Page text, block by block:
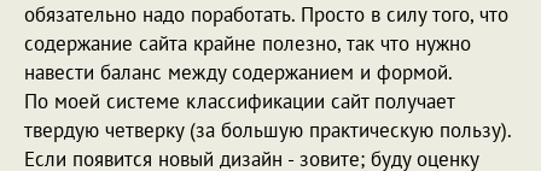
обязательно надо поработать. Просто в силу того, что
содержание сайта крайне полезно, так что нужно
навести баланс между содержанием и формой.
По моей системе классификации сайт получает
твердую четверку (за большую практическую пользу).
Если появится новый дизайн - зовите; буду оценку